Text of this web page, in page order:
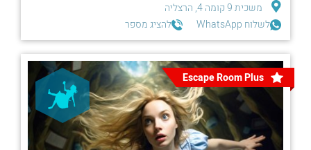
משכית 9 קומה 4, הרצליה
לשלוח WhatsApp
להציג מספר
Escape Room Plus